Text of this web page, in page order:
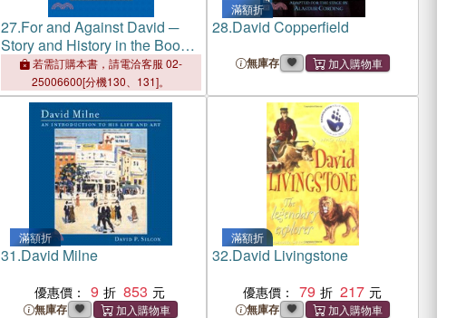
27.For and Against David ─
Story and History in the Books
of Samuel
若需訂購本書，請電洽客服 02-
25006600[分機130、131]。
滿額折
28.David Copperfield
無庫存
滿額折
31.David Milne
優惠價： 9 853
無庫存
滿額折
32.David Livingstone
優惠價： 79 217
無庫存